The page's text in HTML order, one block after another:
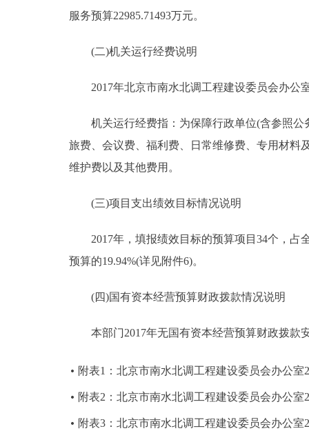
服务预算22985.71493万元。
(二)机关运行经费说明
2017年北京市南水北调工程建设委员会办公室
机关运行经费指：为保障行政单位(含参照公
旅费、会议费、福利费、日常维修费、专用材料
维护费以及其他费用。
(三)项目支出绩效目标情况说明
2017年，填报绩效目标的预算项目34个，占全
预算的19.94%(详见附件6)。
(四)国有资本经营预算财政拨款情况说明
本部门2017年无国有资本经营预算财政拨款
附表1：北京市南水北调工程建设委员会办公室
附表2：北京市南水北调工程建设委员会办公室
附表3：北京市南水北调工程建设委员会办公